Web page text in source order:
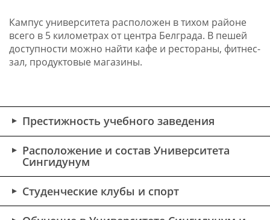
Кампус университета расположен в тихом районе
всего в 5 километрах от центра Белграда. В пешей
доступности можно найти кафе и рестораны, фитнес-
зал, продуктовые магазины.
Престижность учебного заведения
Расположение и состав Университета
Сингидунум
Студенческие клубы и спорт